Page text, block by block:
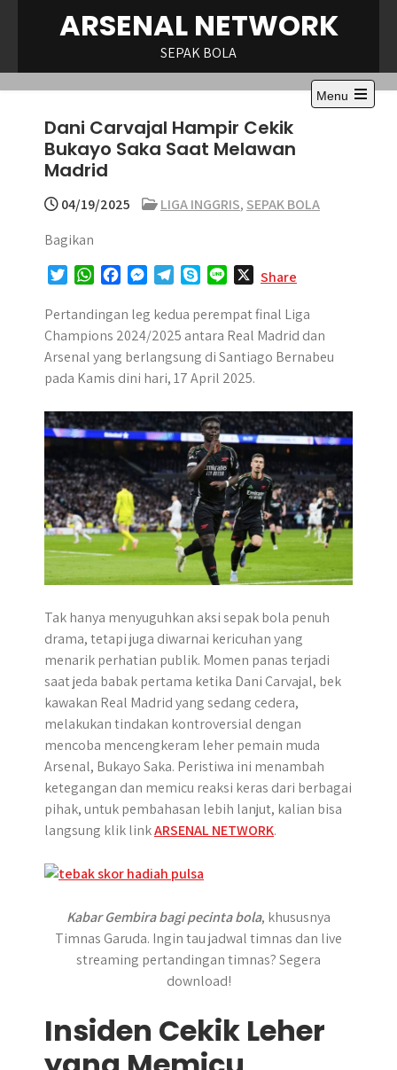
ARSENAL NETWORK
SEPAK BOLA
Menu
Open
Dani Carvajal Hampir Cekik
Bukayo Saka Saat Melawan
Madrid
04/19/2025 LIGA INGGRIS, SEPAK BOLA
Bagikan
i
t
t
e
W
a
t
s
A
p
c
e
b
o
k
s
s
e
n
e
r
l
e
g
r
m
y
p
e
n
e
Share
Pertandingan leg kedua perempat final Liga
Champions 2024/2025 antara Real Madrid dan
Arsenal yang berlangsung di Santiago Bernabeu
pada Kamis dini hari, 17 April 2025.
Tak hanya menyuguhkan aksi sepak bola penuh
drama, tetapi juga diwarnai kericuhan yang
menarik perhatian publik. Momen panas terjadi
saat jeda babak pertama ketika Dani Carvajal, bek
kawakan Real Madrid yang sedang cedera,
melakukan tindakan kontroversial dengan
mencoba mencengkeram leher pemain muda
Arsenal, Bukayo Saka. Peristiwa ini menambah
ketegangan dan memicu reaksi keras dari berbagai
pihak, untuk pembahasan lebih lanjut, kalian bisa
langsung klik linkARSENAL NETWORK.
Kabar Gembira bagi pecinta bola, khususnya
Timnas Garuda. Ingin tau jadwal timnas dan live
streaming pertandingan timnas? Segera
download!
Insiden Cekik Leher